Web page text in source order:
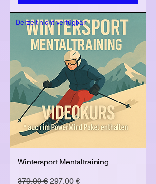
Derzeit nicht verfügbar
Wintersport Mentaltraining
Standardpreis
379,00 € Sale-Preis
297,00 €